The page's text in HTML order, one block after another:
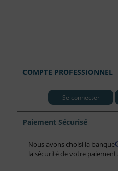
COMPTE PROFESSIONNEL
Se connecter
Paiement Sécurisé
Nous avons choisi la banque
la sécurité de votre paiement.